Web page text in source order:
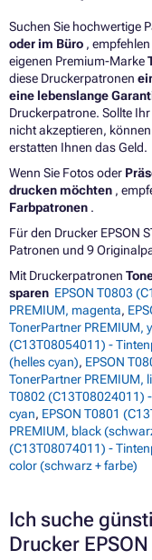
Suchen Sie hochwertige
oder im Büro ,
eigenen Premium-Marke
diese Druckerpatronen
eine lebenslange
Druckerpatrone. Sollte
nicht akzeptieren,
erstatten Ihnen das Geld.
Wenn Sie Fotos oder
drucken möchten ,
Farbpatronen .
Für den Drucker EPSON
Patronen und 9
Mit Druckerpatronen
sparen EPSON T0803
PREMIUM, magenta,
TonerPartner PREMIUM,
(C13T08054011) -
(helles cyan), EPSON
TonerPartner PREMIUM,
T0802 (C13T08024011)
cyan, EPSON T0801
PREMIUM, black
(C13T08074011) -
color (schwarz + farbe)
Ich suche
Drucker